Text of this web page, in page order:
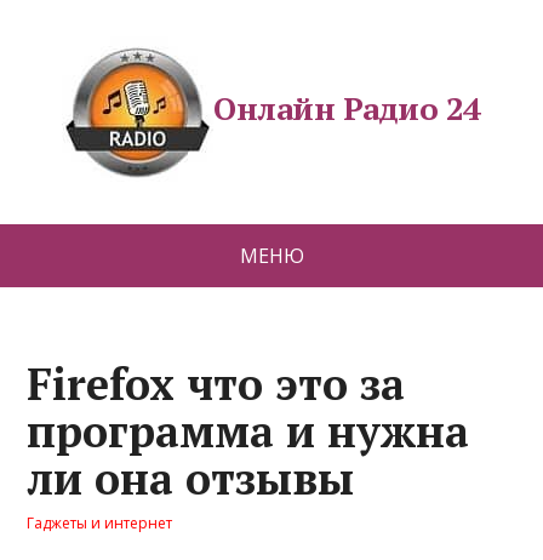
Онлайн Радио 24
МЕНЮ
Firefox что это за
программа и нужна
ли она отзывы
Гаджеты и интернет